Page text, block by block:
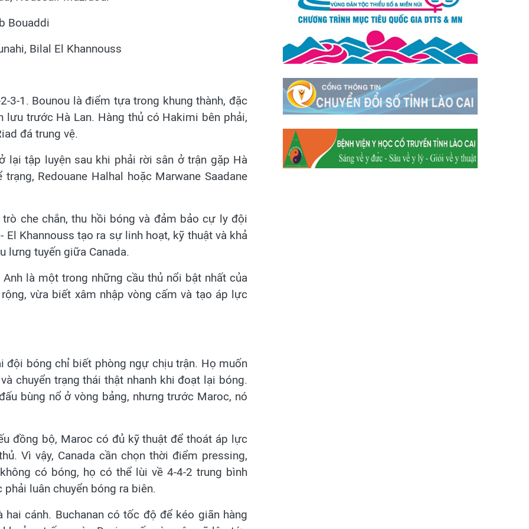
Bouaddi
Bilal El Khannouss
3-1. Bounou là điểm tựa trong khung thành, đặc
trước Hà Lan. Hàng thủ có Hakimi bên phải,
đá trung vệ.
lại tập luyện sau khi phải rời sân ở trận gặp Hà
Redouane Halhal hoặc Marwane Saadane
che chắn, thu hồi bóng và đảm bảo cự ly đội
El Khannouss tạo ra sự linh hoạt, kỹ thuật và khả
lưng tuyến giữa Canada.
là một trong những cầu thủ nổi bật nhất của
vừa biết xâm nhập vòng cấm và tạo áp lực
đội bóng chỉ biết phòng ngự chịu trận. Họ muốn
chuyển trạng thái thật nhanh khi đoạt lại bóng.
bùng nổ ở vòng bảng, nhưng trước Maroc, nó
đồng bộ, Maroc có đủ kỹ thuật để thoát áp lực
Vì vậy, Canada cần chọn thời điểm pressing,
có bóng, họ có thể lùi về 4-4-2 trung bình
luân chuyển bóng ra biên.
cánh. Buchanan có tốc độ để kéo giãn hàng
Xã Mường
Hum
Xã Y Tý
Xã A Mú Sung
Xã Trịnh Tường
Xã Nậm Chày
Xã Bản Xèo
Xã Bát Xát
Xã Võ Lao
Xã Khánh Yên
Xã Văn Bàn
Xã Dương Quỳ